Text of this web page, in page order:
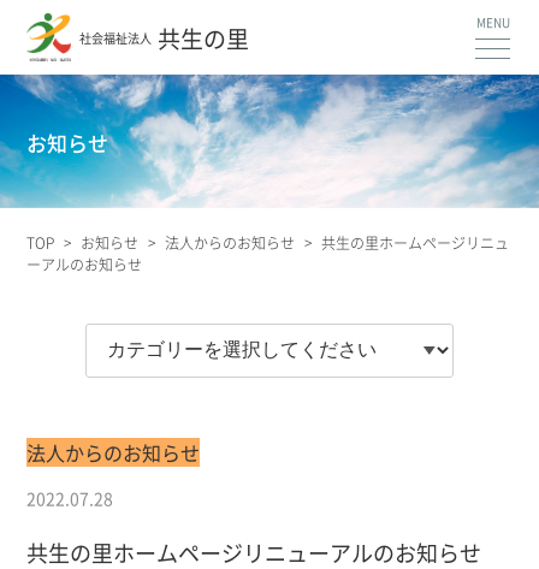
社会福祉法人 共生の里
お知らせ
TOP > お知らせ > 法人からのお知らせ > 共生の里ホームページリニュ
ーアルのお知らせ
法人からのお知らせ
2022.07.28
共生の里ホームページリニューアルのお知らせ